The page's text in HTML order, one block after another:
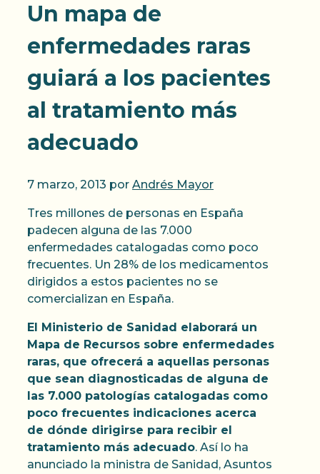
Un mapa de
enfermedades raras
guiará a los pacientes
al tratamiento más
adecuado
7 marzo, 2013 por Andrés Mayor
Tres millones de personas en España
padecen alguna de las 7.000
enfermedades catalogadas como poco
frecuentes. Un 28% de los medicamentos
dirigidos a estos pacientes no se
comercializan en España.
El Ministerio de Sanidad elaborará un
Mapa de Recursos sobre enfermedades
raras, que ofrecerá a aquellas personas
que sean diagnosticadas de alguna de
las 7.000 patologías catalogadas como
poco frecuentes indicaciones acerca
de dónde dirigirse para recibir el
tratamiento más adecuado. Así lo ha
anunciado la ministra de Sanidad, Asuntos